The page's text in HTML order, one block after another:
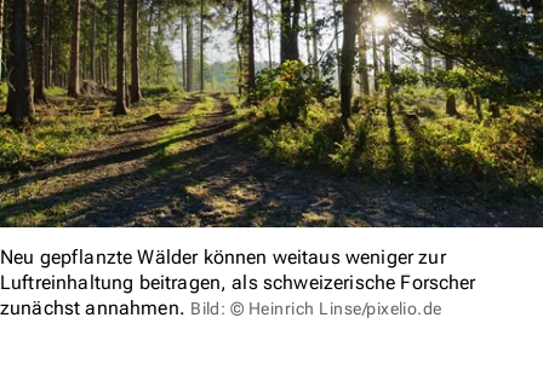
Neu gepflanzte Wälder können weitaus weniger zur
Luftreinhaltung beitragen, als schweizerische Forscher
zunächst annahmen. Bild: © Heinrich Linse/pixelio.de